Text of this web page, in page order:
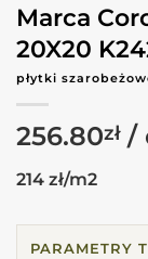
Marca
20X20
płytki
256.80zł
214 zł/m2
PARAMETRY